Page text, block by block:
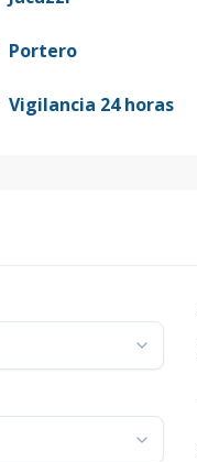
Portero
Vigilancia 24 horas